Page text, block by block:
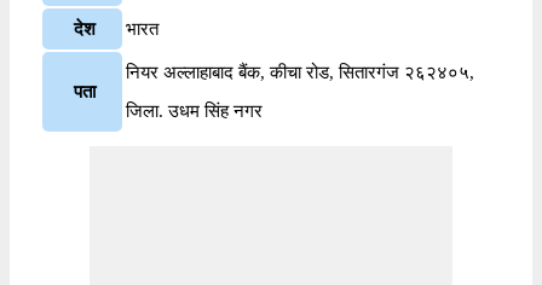
देश भारत
पता
नियर अल्लाहाबाद बैंक, कीचा रोड, सितारगंज २६२४०५,
जिला. उधम सिंह नगर